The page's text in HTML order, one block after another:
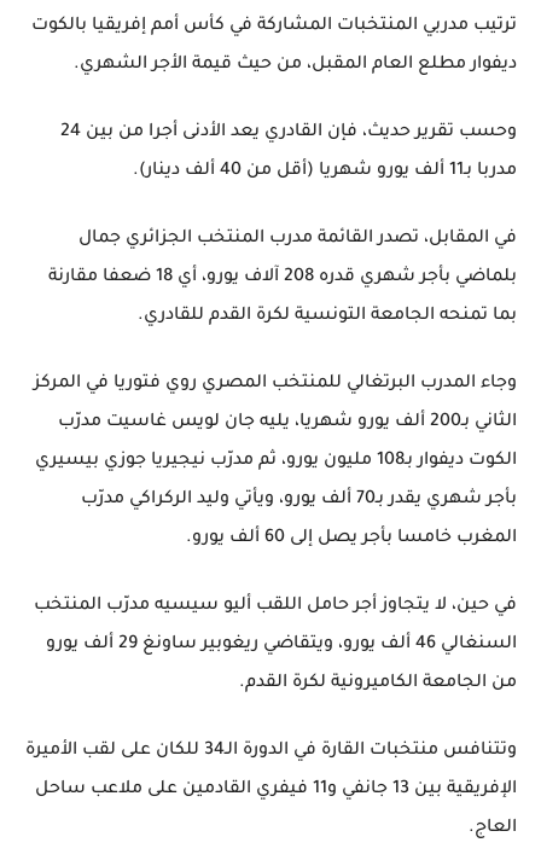
ترتيب مدربي المنتخبات المشاركة في كأس أمم إفريقيا بالكوت
ديفوار مطلع العام المقبل، من حيث قيمة الأجر الشهري.
وحسب تقرير حديث، فإن القادري يعد الأدنى أجرا من بين 24
مدربا بـ11 ألف يورو شهريا (أقل من 40 ألف دينار).
في المقابل، تصدر القائمة مدرب المنتخب الجزائري جمال
بلماضي بأجر شهري قدره 208 آلاف يورو، أي 18 ضعفا مقارنة
بما تمنحه الجامعة التونسية لكرة القدم للقادري.
وجاء المدرب البرتغالي للمنتخب المصري روي فتوريا في المركز
الثاني بـ200 ألف يورو شهريا، يليه جان لويس غاسيت مدرّب
الكوت ديفوار بـ108 مليون يورو، ثم مدرّب نيجيريا جوزي بيسيري
بأجر شهري يقدر بـ70 ألف يورو، ويأتي وليد الركراكي مدرّب
المغرب خامسا بأجر يصل إلى 60 ألف يورو.
في حين، لا يتجاوز أجر حامل اللقب أليو سيسيه مدرّب المنتخب
السنغالي 46 ألف يورو، ويتقاضي ريغوبير ساونغ 29 ألف يورو
من الجامعة الكاميرونية لكرة القدم.
وتتنافس منتخبات القارة في الدورة الـ34 للكان على لقب الأميرة
الإفريقية بين 13 جانفي و11 فيفري القادمين على ملاعب ساحل
العاج.